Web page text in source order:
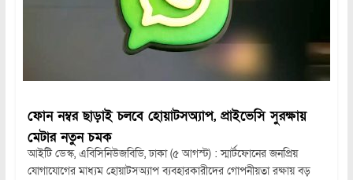
ফোন নম্বর ছাড়াই চলবে হোয়াটসঅ্যাপ, প্রাইভেসি সুরক্ষায়
মেটার নতুন চমক
আইটি ডেস্ক, এবিসিনিউজবিডি, ঢাকা (৫ আগস্ট) : স্মার্টফোনের জনপ্রিয়
যোগাযোগের মাধ্যম হোয়াটসঅ্যাপ ব্যবহারকারীদের গোপনীয়তা রক্ষায় বড়